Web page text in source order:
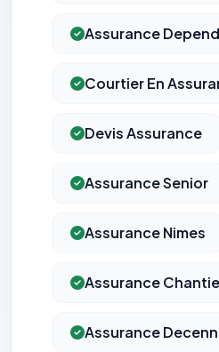
Assurance
Courtier En
Devis Assurance
Assurance Senior
Assurance Nimes
Assurance
Assurance